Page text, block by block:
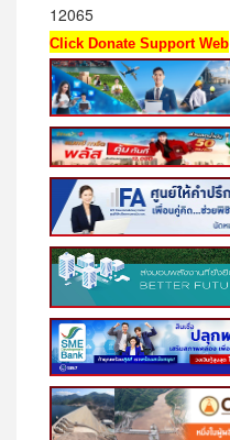
12065
Click Donate Support Web